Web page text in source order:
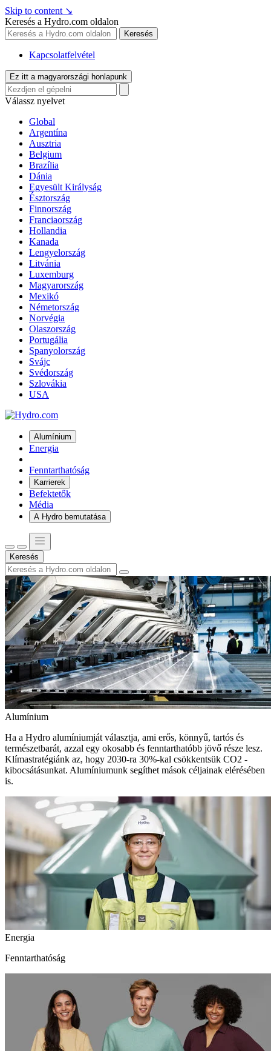
Skip to content ↘
Keresés a Hydro.com oldalon
Keresés
Kapcsolatfelvétel
Ez itt a magyarországi honlapunk
Válassz nyelvet
Global
Argentína
Ausztria
Belgium
Brazília
Dánia
Egyesült Királyság
Észtország
Finnország
Franciaország
Hollandia
Kanada
Lengyelország
Litvánia
Luxemburg
Magyarország
Mexikó
Németország
Norvégia
Olaszország
Portugália
Spanyolország
Svájc
Svédország
Szlovákia
USA
Alumínium
Energia
Fenntarthatóság
Karrierek
Befektetők
Média
A Hydro bemutatása
Keresés
Alumínium
Ha a Hydro alumíniumját választja, ami erős, könnyű, tartós és
természetbarát, azzal egy okosabb és fenntarthatóbb jövő része lesz.
Klímastratégiánk az, hogy 2030-ra 30%-kal csökkentsük CO2 -
kibocsátásunkat. Alumíniumunk segíthet mások céljainak elérésében
is.
Energia
Fenntarthatóság